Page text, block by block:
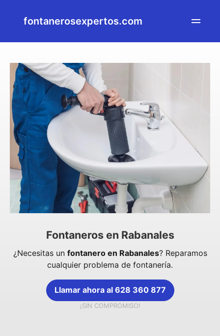
fontanerosexpertos.com
Fontaneros en Rabanales
¿Necesitas un fontanero en Rabanales? Reparamos
cualquier problema de fontanería.
Llamar ahora al 628 360 877
¡SIN COMPROMISO!